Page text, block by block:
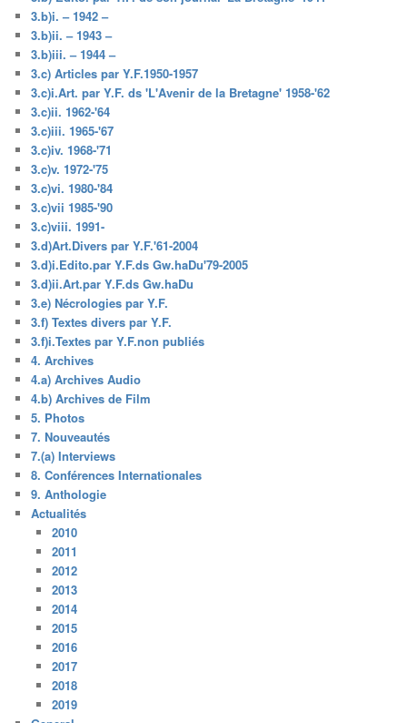
3.b)i. – 1942 –
3.b)ii. – 1943 –
3.b)iii. – 1944 –
3.c) Articles par Y.F.1950-1957
3.c)i.Art. par Y.F. ds 'L'Avenir de la Bretagne' 1958-'62
3.c)ii. 1962-'64
3.c)iii. 1965-'67
3.c)iv. 1968-'71
3.c)v. 1972-'75
3.c)vi. 1980-'84
3.c)vii 1985-'90
3.c)viii. 1991-
3.d)Art.Divers par Y.F.'61-2004
3.d)i.Edito.par Y.F.ds Gw.haDu'79-2005
3.d)ii.Art.par Y.F.ds Gw.haDu
3.e) Nécrologies par Y.F.
3.f) Textes divers par Y.F.
3.f)i.Textes par Y.F.non publiés
4. Archives
4.a) Archives Audio
4.b) Archives de Film
5. Photos
7. Nouveautés
7.(a) Interviews
8. Conférences Internationales
9. Anthologie
Actualités
2010
2011
2012
2013
2014
2015
2016
2017
2018
2019